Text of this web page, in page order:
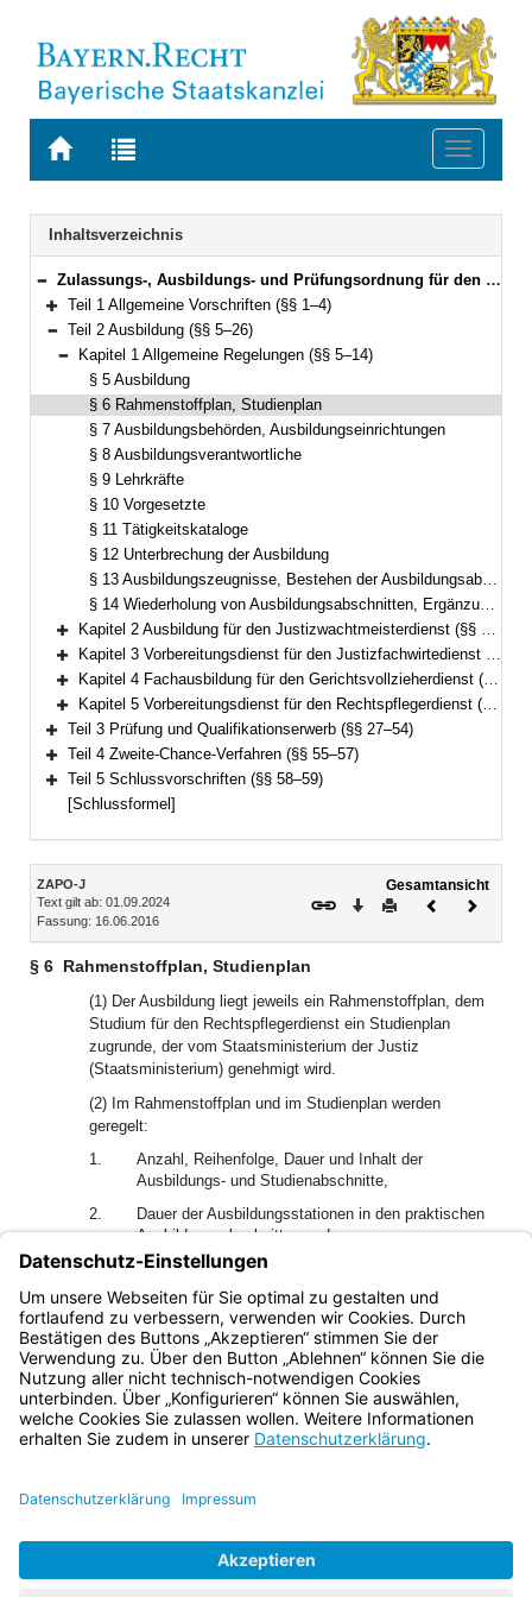
Zur
BAYERN.RECHT
Zur
letzten
Suche
Toggle
Navigation
Inhaltsverzeichnis
Bereich reduzieren
Zulassungs-, Ausbildungs- und Prüfungsordnung für den Justizwachtmeister-, Justizfachwirte-, Gerichtsvollzieher- und Rechtspflegerdienst (Ausbildungsordnung Justiz – ZAPO-J) Vom 16. Juni 2016 (GVBl. S. 123) BayRS 2038-3-3-17-J (§§ 1–59)
Bereich erweitern
Teil 1 Allgemeine Vorschriften (§§ 1–4)
Bereich reduzieren
Teil 2 Ausbildung (§§ 5–26)
Bereich reduzieren
Kapitel 1 Allgemeine Regelungen (§§ 5–14)
§ 5 Ausbildung
§ 6 Rahmenstoffplan, Studienplan
§ 7 Ausbildungsbehörden, Ausbildungseinrichtungen
§ 8 Ausbildungsverantwortliche
§ 9 Lehrkräfte
§ 10 Vorgesetzte
§ 11 Tätigkeitskataloge
§ 12 Unterbrechung der Ausbildung
§ 13 Ausbildungszeugnisse, Bestehen der Ausbildungsabschnitte
§ 14 Wiederholung von Ausbildungsabschnitten, Ergänzungsvorbereitungsdienst und Ergänzungsausbildung
Bereich erweitern
Kapitel 2 Ausbildung für den Justizwachtmeisterdienst (§§ 15–16)
Bereich erweitern
Kapitel 3 Vorbereitungsdienst für den Justizfachwirtedienst (§§ 17–18)
Bereich erweitern
Kapitel 4 Fachausbildung für den Gerichtsvollzieherdienst (§§ 19–24)
Bereich erweitern
Kapitel 5 Vorbereitungsdienst für den Rechtspflegerdienst (§§ 25–26)
Bereich erweitern
Teil 3 Prüfung und Qualifikationserwerb (§§ 27–54)
Bereich erweitern
Teil 4 Zweite-Chance-Verfahren (§§ 55–57)
Bereich erweitern
Teil 5 Schlussvorschriften (§§ 58–59)
[Schlussformel]
Inhalt
ZAPO-J
Text gilt ab: 01.09.2024
Fassung: 16.06.2016
Gesamtansicht
Download
DruckenVorheriges
§ 6 Rahmenstoffplan, Studienplan
(1) Der Ausbildung liegt jeweils ein Rahmenstoffplan, dem
Studium für den Rechtspflegerdienst ein Studienplan
zugrunde, der vom Staatsministerium der Justiz
(Staatsministerium) genehmigt wird.
(2) Im Rahmenstoffplan und im Studienplan werden
geregelt:
1.
Anzahl, Reihenfolge, Dauer und Inhalt der
Ausbildungs- und Studienabschnitte,
2.
Dauer der Ausbildungsstationen in den praktischen
Ausbildungsabschnitten und
3.
Stundenanzahl der Lehrveranstaltungen sowie
Anzahl und Arbeitszeit der Klausuren und sonstigen
Leistungskontrollen.
Bayern.de
BayernPortal
Impressum